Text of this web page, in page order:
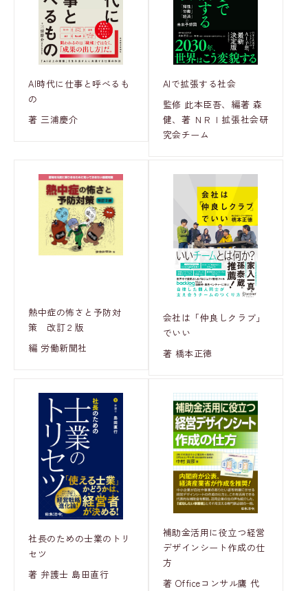
AI時代に仕事と呼べるも
の
著 三浦慶介
AIで拡張する社会
監修 此本臣吾、編著 森
健、著 ＮＲＩ拡張社会研
究会チーム
熱中症の怖さと予防対
策 改訂２版
編 労働新聞社
会社は「仲良しクラブ」
でいい
著 橋本正徳
社長のための士業のトリ
セツ
著 弁護士 島田直行
補助金活用に役立つ経営
デザインシート作成の仕
方
著 Officeコンサル鷹 代